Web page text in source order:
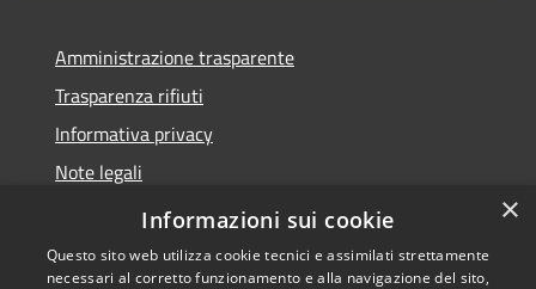
Amministrazione trasparente
Trasparenza rifiuti
Informativa privacy
Note legali
Dichiarazione di accessibilità
×
Informazioni sui cookie
Questo sito web utilizza cookie tecnici e assimilati strettamente
necessari al corretto funzionamento e alla navigazione del sito,